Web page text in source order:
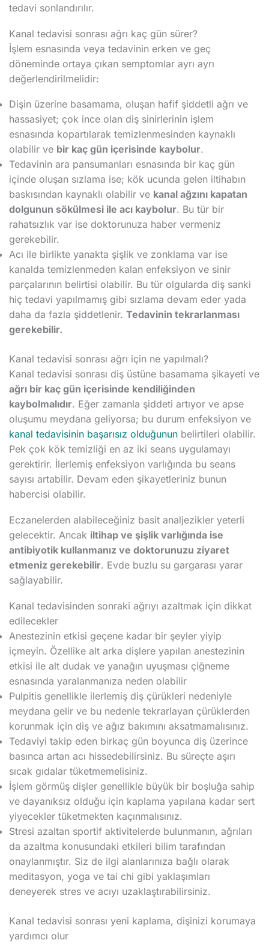
tedavi sonlandırılır.
Kanal tedavisi sonrası ağrı kaç gün sürer?
İşlem esnasında veya tedavinin erken ve geç
döneminde ortaya çıkan semptomlar ayrı ayrı
değerlendirilmelidir:
Dişin üzerine basamama, oluşan hafif şiddetli ağrı ve
hassasiyet; çok ince olan diş sinirlerinin işlem
esnasında kopartılarak temizlenmesinden kaynaklı
olabilir ve bir kaç gün içerisinde kaybolur.
Tedavinin ara pansumanları esnasında bir kaç gün
içinde oluşan sızlama ise; kök ucunda gelen iltihabın
baskısından kaynaklı olabilir ve kanal ağzını kapatan
dolgunun sökülmesi ile acı kaybolur. Bu tür bir
rahatsızlık var ise doktorunuza haber vermeniz
gerekebilir.
Acı ile birlikte yanakta şişlik ve zonklama var ise
kanalda temizlenmeden kalan enfeksiyon ve sinir
parçalarının belirtisi olabilir. Bu tür olgularda diş sanki
hiç tedavi yapılmamış gibi sızlama devam eder yada
daha da fazla şiddetlenir. Tedavinin tekrarlanması
gerekebilir.
Kanal tedavisi sonrası ağrı için ne yapılmalı?
Kanal tedavisi sonrası diş üstüne basamama şikayeti ve
ağrı bir kaç gün içerisinde kendiliğinden
kaybolmalıdır. Eğer zamanla şiddeti artıyor ve apse
oluşumu meydana geliyorsa; bu durum enfeksiyon ve
kanal tedavisinin başarısız olduğunun belirtileri olabilir.
Pek çok kök temizliği en az iki seans uygulamayı
gerektirir. İlerlemiş enfeksiyon varlığında bu seans
sayısı artabilir. Devam eden şikayetleriniz bunun
habercisi olabilir.
Eczanelerden alabileceğiniz basit analjezikler yeterli
gelecektir. Ancak iltihap ve şişlik varlığında ise
antibiyotik kullanmanız ve doktorunuzu ziyaret
etmeniz gerekebilir. Evde buzlu su gargarası yarar
sağlayabilir.
Kanal tedavisinden sonraki ağrıyı azaltmak için dikkat
edilecekler
Anestezinin etkisi geçene kadar bir şeyler yiyip
içmeyin. Özellike alt arka dişlere yapılan anestezinin
etkisi ile alt dudak ve yanağın uyuşması çiğneme
esnasında yaralanmanıza neden olabilir
Pulpitis genellikle ilerlemiş diş çürükleri nedeniyle
meydana gelir ve bu nedenle tekrarlayan çürüklerden
korunmak için diş ve ağız bakımını aksatmamalısınız.
Tedaviyi takip eden birkaç gün boyunca diş üzerince
basınca artan acı hissedebilirsiniz. Bu süreçte aşırı
sıcak gıdalar tüketmemelisiniz.
İşlem görmüş dişler genellikle büyük bir boşluğa sahip
ve dayanıksız olduğu için kaplama yapılana kadar sert
yiyecekler tüketmekten kaçınmalısınız.
Stresi azaltan sportif aktivitelerde bulunmanın, ağrıları
da azaltma konusundaki etkileri bilim tarafından
onaylanmıştır. Siz de ilgi alanlarınıza bağlı olarak
meditasyon, yoga ve tai chi gibi yaklaşımları
deneyerek stres ve acıyı uzaklaştırabilirsiniz.
Kanal tedavisi sonrası yeni kaplama, dişinizi korumaya
yardımcı olur